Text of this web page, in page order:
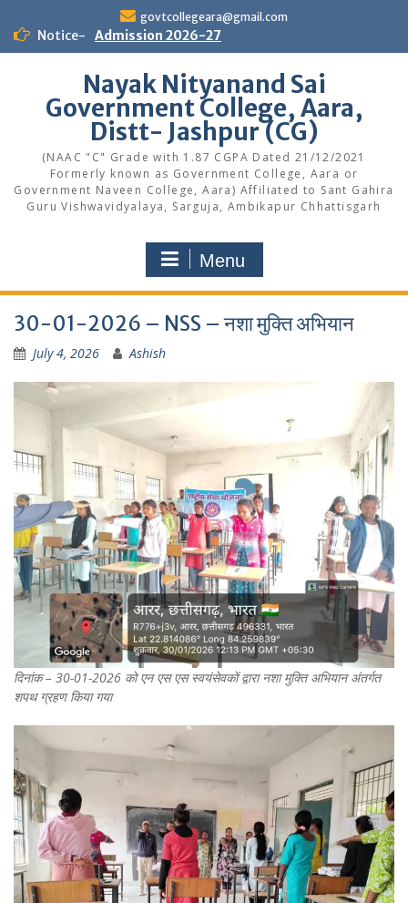
content
govtcollegeara@gmail.com
Notice- Admission 2026-27
Nayak Nityanand Sai
Government College, Aara,
Distt- Jashpur (CG)
(NAAC "C" Grade with 1.87 CGPA Dated 21/12/2021
Formerly known as Government College, Aara or
Government Naveen College, Aara) Affiliated to Sant Gahira
Guru Vishwavidyalaya, Sarguja, Ambikapur Chhattisgarh
Menu
30-01-2026 – NSS – नशा मुक्ति अभियान
July 4, 2026 Ashish
दिनांक – 30-01-2026 को एन एस एस स्वयंसेवकों द्वारा नशा मुक्ति अभियान अंतर्गत
शपथ ग्रहण किया गया